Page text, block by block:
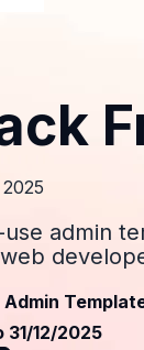
admin
31/12/2025